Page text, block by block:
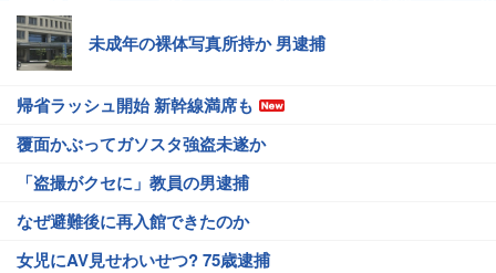
未成年の裸体写真所持か 男逮捕
帰省ラッシュ開始 新幹線満席も
覆面かぶってガソスタ強盗未遂か
「盗撮がクセに」教員の男逮捕
なぜ避難後に再入館できたのか
女児にAV見せわいせつ? 75歳逮捕